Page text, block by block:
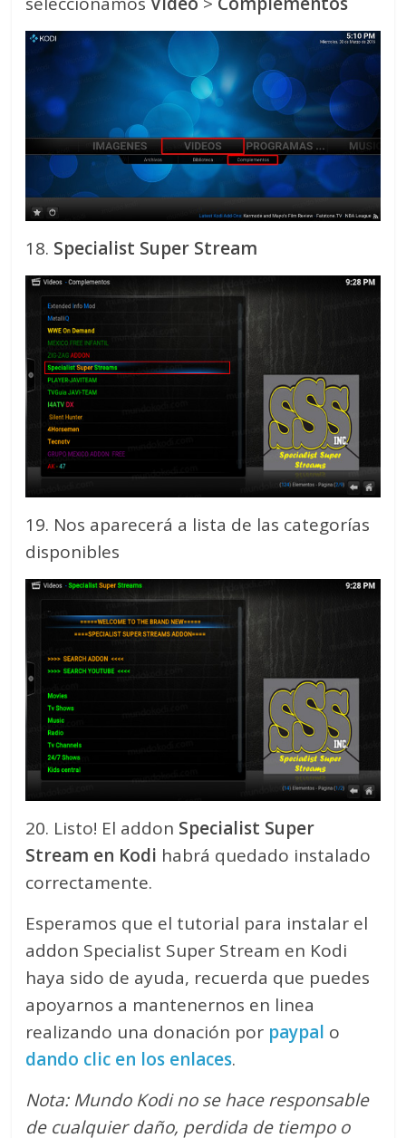
18. Specialist Super Stream
19. Nos aparecerá a lista de las categorías
disponibles
20. Listo! El addon Specialist Super
Stream en Kodi habrá quedado instalado
correctamente.
Esperamos que el tutorial para instalar el
addon Specialist Super Stream en Kodi
haya sido de ayuda, recuerda que puedes
apoyarnos a mantenernos en linea
realizando una donación por paypal o
dando clic en los enlaces.
Nota: Mundo Kodi no se hace responsable
de cualquier daño, perdida de tiempo o